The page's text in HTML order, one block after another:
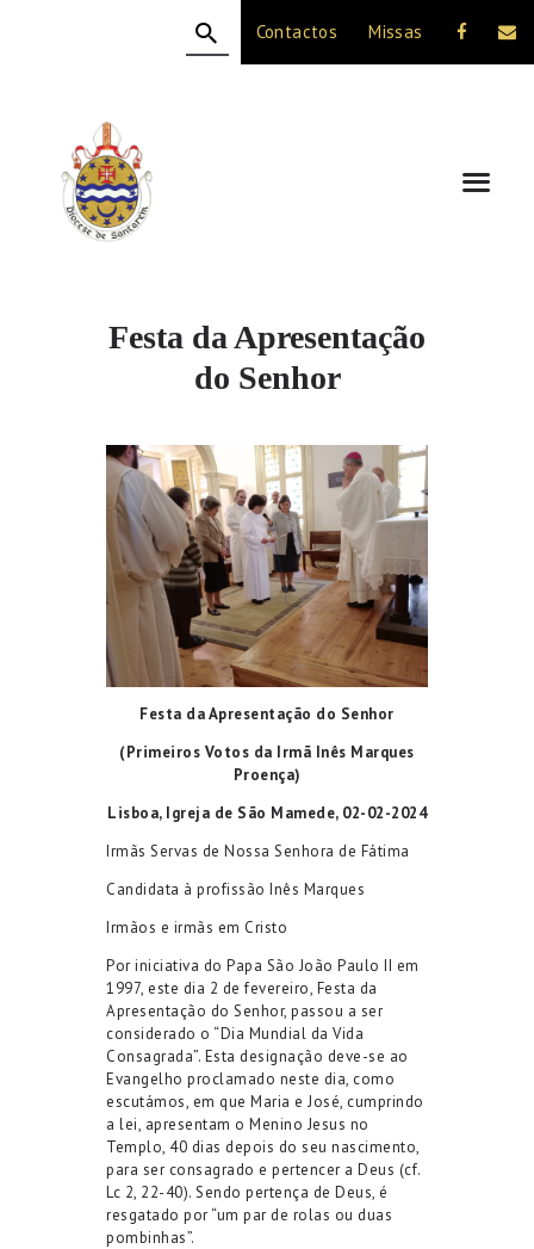
Contactos Missas
Festa da Apresentação
do Senhor
A DIOCESE
CELEBRAÇÃO
VIDA CRISTÃ
NOTÍCIAS
Festa da Apresentação do Senhor
(Primeiros Votos da Irmã Inês Marques
Proença)
Lisboa, Igreja de São Mamede, 02-02-2024
Irmãs Servas de Nossa Senhora de Fátima
Candidata à profissão Inês Marques
Irmãos e irmãs em Cristo
Por iniciativa do Papa São João Paulo II em
1997, este dia 2 de fevereiro, Festa da
Apresentação do Senhor, passou a ser
considerado o “Dia Mundial da Vida
Consagrada”. Esta designação deve-se ao
Evangelho proclamado neste dia, como
escutámos, em que Maria e José, cumprindo
a lei, apresentam o Menino Jesus no
Templo, 40 dias depois do seu nascimento,
para ser consagrado e pertencer a Deus (cf.
Lc 2, 22-40). Sendo pertença de Deus, é
resgatado por “um par de rolas ou duas
pombinhas”.